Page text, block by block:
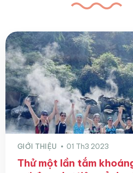
GIỚI THIỆU 01 Th3 2023
Thử một lần tắm